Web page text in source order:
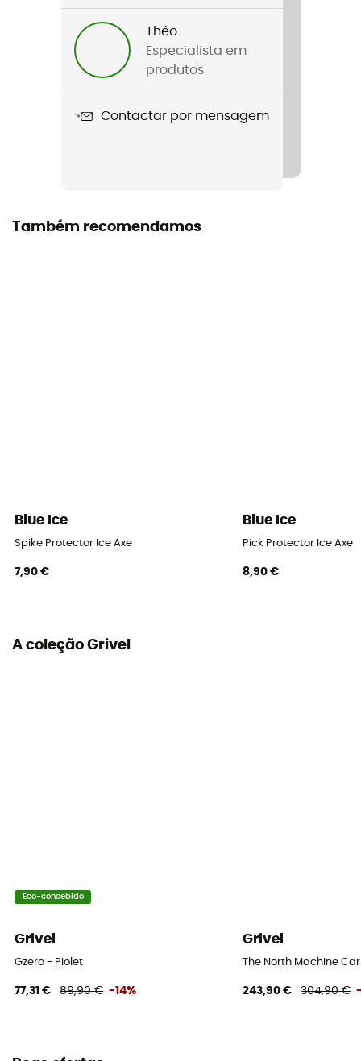
Nome do produto
Théo
Especialista em
produtos
Contactar por mensagem
Também recomendamos
Blue Ice
Spike Protector Ice Axe
7,90 €
Blue Ice
Pick Protector Ice Axe
8,90 €
A coleção Grivel
Eco-concebido
Grivel
Gzero - Piolet
77,31 € 89,90 € -14%
Grivel
The North Machine
243,90 € 304,90 €